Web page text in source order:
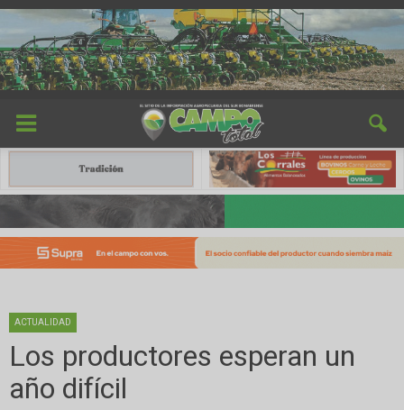
ACTUALIDAD
Los productores esperan un
año difícil